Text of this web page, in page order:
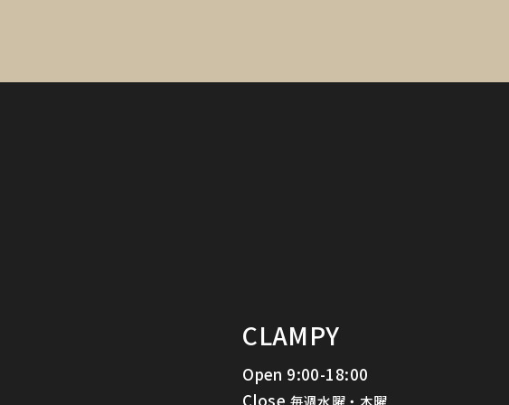
CLAMPY
Open 9:00-18:00
毎週水曜・木曜